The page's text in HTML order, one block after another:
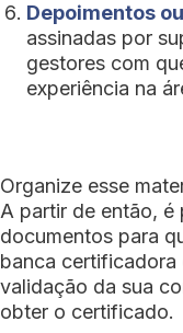
Depoimentos
assinadas por
gestores com
experiência na
Organize esse
A partir de então, é
documentos para
banca
validação da sua
obter o certificado.